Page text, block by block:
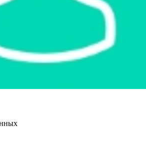
имущество
BLUMHARDT, 1995
BLUMHARDT,